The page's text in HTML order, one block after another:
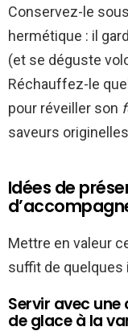
Conservez-le
hermétique : il
(et se déguste
Réchauffez-le
pour réveiller son
saveurs
Idées de
Mettre en valeur
suffit de quelques
Servir avec
de glace à la